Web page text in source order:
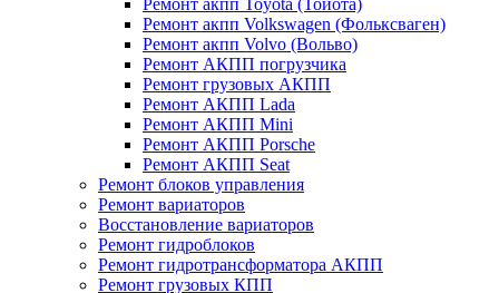
Ремонт акпп Toyota (Тойота)
Ремонт акпп Volkswagen (Фольксваген)
Ремонт акпп Volvo (Вольво)
Ремонт АКПП погрузчика
Ремонт грузовых АКПП
Ремонт АКПП Lada
Ремонт АКПП Mini
Ремонт АКПП Porsche
Ремонт АКПП Seat
Ремонт блоков управления
Ремонт вариаторов
Восстановление вариаторов
Ремонт гидроблоков
Ремонт гидротрансформатора АКПП
Ремонт грузовых КПП